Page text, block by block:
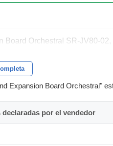
Board Orchestral SR-JV80-02,
Expansion Board Orchestral"
por el vendedor